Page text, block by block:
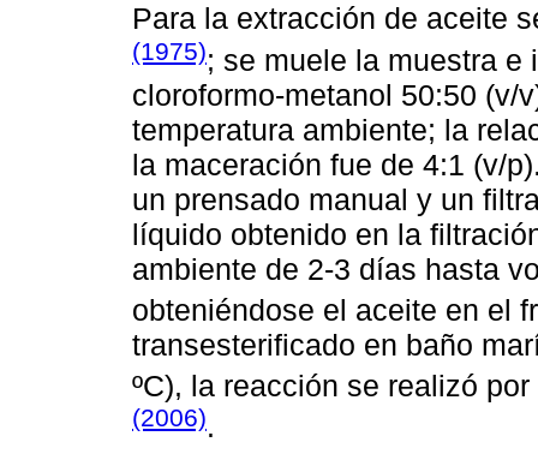
Para la extracción de aceite
(1975); se muele la muestra e
cloroformo-metanol 50:50 (v/
temperatura ambiente; la
la maceración fue de 4:1 (v/
un prensado manual y un
líquido obtenido en la
ambiente de 2-3 días hasta
obteniéndose el aceite en el
transesterificado en baño
ºC), la reacción se realizó
(2006).